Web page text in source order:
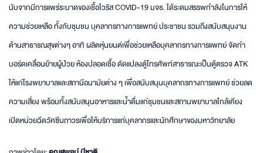
นับจากมีการแพร่ระบาดของเชื้อไวรัส COVID-19 มจธ. ได้ระดมสรรพกำลังในการให้
ความช่วยเหลือ ทั้งกับชุมชน บุคลากรทางการแพทย์ ประชาชน รวมถึงสนับสนุนงาน
ด้านสาธารณสุขต่างๆ อาทิ ผลิตหุ่นยนต์เพื่อช่วยเหลือบุคลากรทางการแพทย์ จัดทำ
บอร์ดเคลื่อนย้ายผู้ป่วย ห้องปลอดเชื้อ ดัดแปลงตู้โทรศัพท์สาธารณะเป็นตู้ตรวจ ATK
ให้แก่โรงพยาบาลและสถานีอนามัยต่าง ๆ เพื่อสนับสนุนบุคลากรทางการแพทย์ ช่วยลด
ความเสี่ยง พร้อมทั้งสนับสนุนอาหารและน้ำดื่มแก่ชุมชนและสถานพยาบาลใกล้เคียง
เปิดหน่วยฉีดวัคซีนถาวรเพื่อให้บริการแก่บุคลากรและนักศึกษาของมหาวิทยาลัย